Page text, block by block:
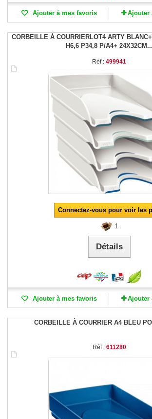
Ajouter à mes favoris Ajouter
CORBEILLE À COURRIERLOT4 ARTY
H6,6 P34,8 P/A4+ 24X32CM...
Réf : 499941
Connectez-vous pour voir les
1
Détails
Ajouter à mes favoris Ajouter
CORBEILLE À COURRIER A4 BLEU
Réf : 611280